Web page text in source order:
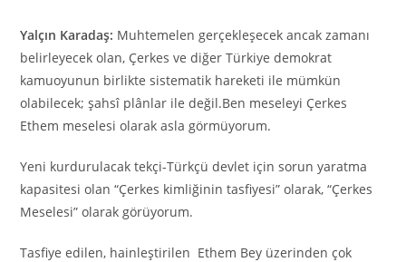
Yalçın Karadaş: Muhtemelen gerçekleşecek ancak zamanı
belirleyecek olan, Çerkes ve diğer Türkiye demokrat
kamuoyunun birlikte sistematik hareketi ile mümkün
olabilecek; şahsî plânlar ile değil.Ben meseleyi Çerkes
Ethem meselesi olarak asla görmüyorum.
Yeni kurdurulacak tekçi-Türkçü devlet için sorun yaratma
kapasitesi olan “Çerkes kimliğinin tasfiyesi” olarak, “Çerkes
Meselesi” olarak görüyorum.
Tasfiye edilen, hainleştirilen Ethem Bey üzerinden çok